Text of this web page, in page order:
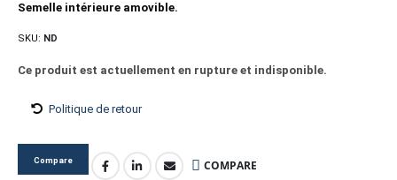
Semelle intérieure amovible.
SKU: ND
Ce produit est actuellement en rupture et indisponible.
Politique de retour
Compare COMPARE